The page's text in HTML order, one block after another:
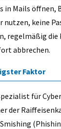
in Mails
nutzen, keine
regelmäßig die
abbrechen.
Faktor
für
der